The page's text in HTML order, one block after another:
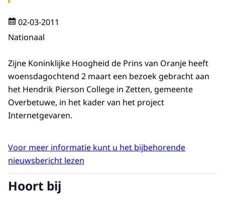
02-03-2011
Nationaal
Zijne Koninklijke Hoogheid de Prins van Oranje heeft
woensdagochtend 2 maart een bezoek gebracht aan
het Hendrik Pierson College in Zetten, gemeente
Overbetuwe, in het kader van het project
Internetgevaren.
Voor meer informatie kunt u het bijbehorende
nieuwsbericht lezen
Hoort bij